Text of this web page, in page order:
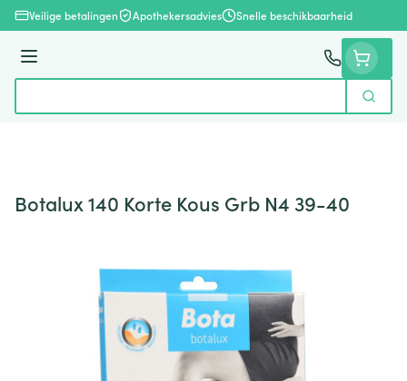
Ga naar de inhoud
Veilige betalingen Apothekersadvies Snelle beschikbaarheid
Menu
Zoek
Botalux 140 Korte Kous Grb N4 39-40